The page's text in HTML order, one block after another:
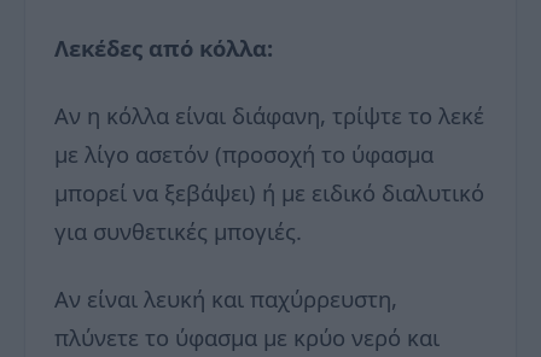
Λεκέδες από κόλλα:
Αν η κόλλα είναι διάφανη, τρίψτε το λεκέ
με λίγο ασετόν (προσοχή το ύφασμα
μπορεί να ξεβάψει) ή με ειδικό διαλυτικό
για συνθετικές μπογιές.
Αν είναι λευκή και παχύρρευστη,
πλύνετε το ύφασμα με κρύο νερό και